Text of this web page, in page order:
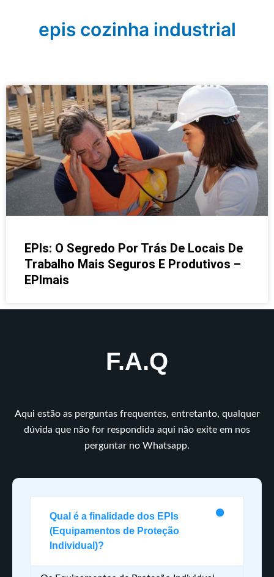
epis cozinha industrial
EPIs: O Segredo Por Trás De Locais De
Trabalho Mais Seguros E Produtivos –
EPImais
F.A.Q
Aqui estão as perguntas frequentes, entretanto, qualquer
dúvida que não for respondida aqui não exite em nos
perguntar no Whatsapp.
Qual é a finalidade dos EPIs
(Equipamentos de Proteção
Individual)?